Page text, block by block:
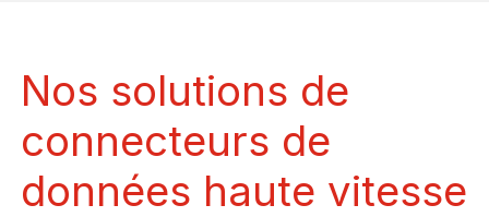
Nos solutions de
connecteurs de
données haute vitesse